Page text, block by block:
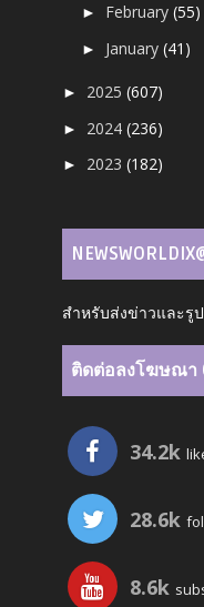
► February(55)
► January(41)
► 2025(607)
► 2024(236)
► 2023(182)
สำหรับส่งข่าวและรู
ติดต่อลงโฆษณา
34.2k
28.6k
8.6k